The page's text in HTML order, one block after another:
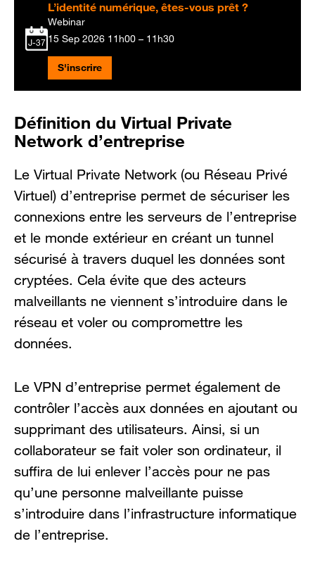
J-37
L’identité numérique, êtes-vous prêt ?
Webinar
15 Sep 2026 11h00 – 11h30
S'inscrire
Définition du Virtual Private
Network d’entreprise
Le Virtual Private Network (ou Réseau Privé
Virtuel) d’entreprise permet de sécuriser les
connexions entre les serveurs de l’entreprise
et le monde extérieur en créant un tunnel
sécurisé à travers duquel les données sont
cryptées. Cela évite que des acteurs
malveillants ne viennent s’introduire dans le
réseau et voler ou compromettre les
données.
Le VPN d’entreprise permet également de
contrôler l’accès aux données en ajoutant ou
supprimant des utilisateurs. Ainsi, si un
collaborateur se fait voler son ordinateur, il
suffira de lui enlever l’accès pour ne pas
qu’une personne malveillante puisse
s’introduire dans l’infrastructure informatique
de l’entreprise.